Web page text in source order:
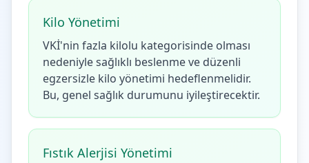
Kilo Yönetimi
VKİ'nin fazla kilolu kategorisinde olması
nedeniyle sağlıklı beslenme ve düzenli
egzersizle kilo yönetimi hedeflenmelidir.
Bu, genel sağlık durumunu iyileştirecektir.
Fıstık Alerjisi Yönetimi